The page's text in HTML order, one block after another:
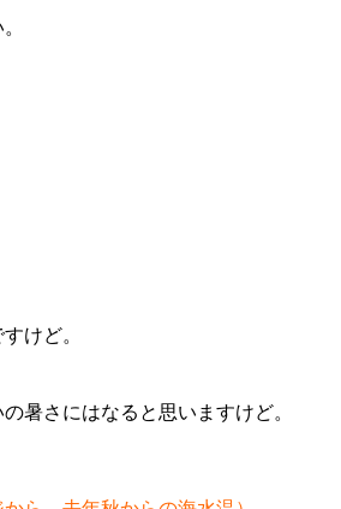
けど。
暑さにはなると思いますけど。